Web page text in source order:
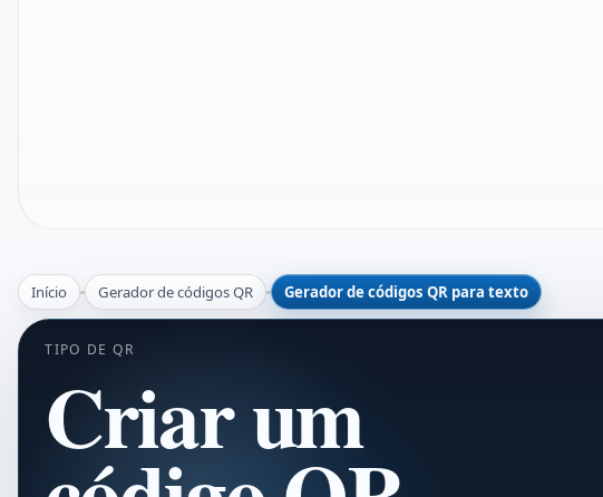
Início Gerador de códigos QR Gerador de códigos QR para texto
TIPO DE QR
Criar um